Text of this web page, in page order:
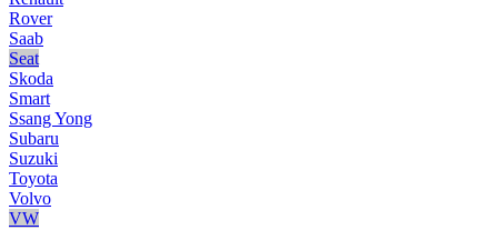
Rover
Saab
Seat
Skoda
Smart
Ssang Yong
Subaru
Suzuki
Toyota
Volvo
VW